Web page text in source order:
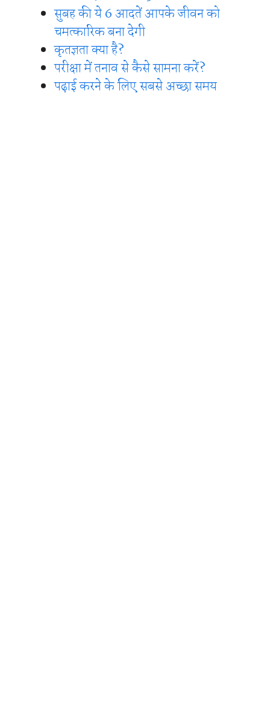
सुबह की ये 6 आदतें आपके जीवन को
चमत्कारिक बना देगी
कृतज्ञता क्या है?
परीक्षा में तनाव से कैसे सामना करें?
पढ़ाई करने के लिए सबसे अच्छा समय